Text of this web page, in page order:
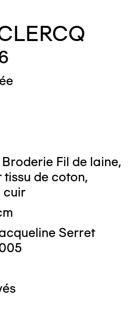
Fil de laine,
de coton,
cuir
Serret